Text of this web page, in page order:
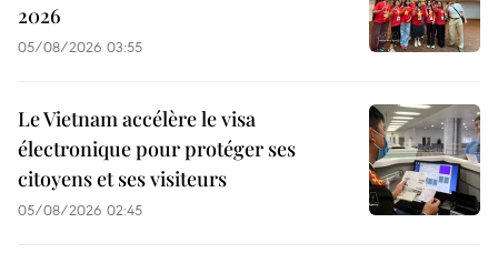
2026
05/08/2026 03:55
Le Vietnam accélère le visa
électronique pour protéger ses
citoyens et ses visiteurs
05/08/2026 02:45